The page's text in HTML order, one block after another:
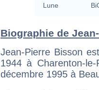
Lune
Biographie de
Jean-Pierre Bisson
1944 à Charenton-
décembre 1995 à